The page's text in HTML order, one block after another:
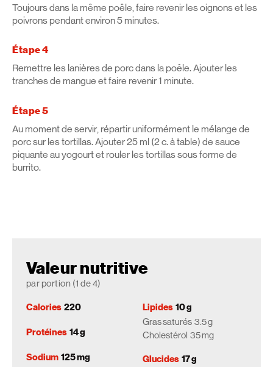
Toujours dans la même poêle, faire revenir les oignons et les
poivrons pendant environ 5 minutes.
Étape 4
Remettre les lanières de porc dans la poêle. Ajouter les
tranches de mangue et faire revenir 1 minute.
Étape 5
Au moment de servir, répartir uniformément le mélange de
porc sur les tortillas. Ajouter 25 ml (2 c. à table) de sauce
piquante au yogourt et rouler les tortillas sous forme de
burrito.
Valeur nutritive
par portion (1 de 4)
Calories 220
Protéines 14 g
Sodium 125 mg
Lipides 10 g
Gras saturés 3.5 g
Cholestérol 35 mg
Glucides 17 g